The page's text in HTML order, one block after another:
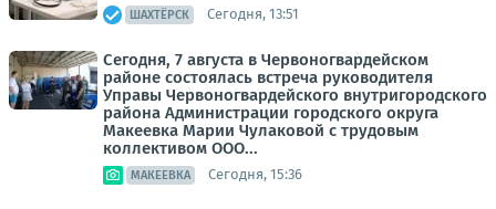
ШАХТЁРСК Сегодня, 13:51
Сегодня, 7 августа в Червоногвардейском
районе состоялась встреча руководителя
Управы Червоногвардейского внутригородского
района Администрации городского округа
Макеевка Марии Чулаковой с трудовым
коллективом ООО...
МАКЕЕВКА Сегодня, 15:36